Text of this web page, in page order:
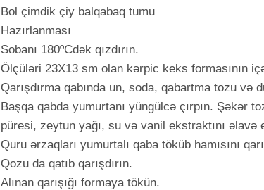
Bol çimdik çiy balqabaq tumu
Hazırlanması
Sobanı 180ºCdək qızdırın.
Ölçüləri 23X13 sm olan kərpic keks formasının
Qarışdırma qabında un, soda, qabartma tozu və
Başqa qabda yumurtanı yüngülcə çırpın. Şəkər
püresi, zeytun yağı, su və vanil ekstraktını əlavə
Quru ərzaqları yumurtalı qaba töküb hamısını
Qozu da qatıb qarışdırın.
Alınan qarışığı formaya tökün.